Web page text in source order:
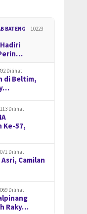
BATENG
10223
Dilihat
di Beltim,
Dilihat
Ke-57,
Dilihat
Camilan
Dilihat
Raky…